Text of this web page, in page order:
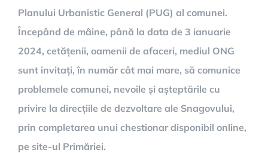
Planului Urbanistic General (PUG) al comunei.
Începând de mâine, până la data de 3 ianuarie
2024, cetățenii, oamenii de afaceri, mediul ONG
sunt invitați, în număr cât mai mare, să comunice
problemele comunei, nevoile și așteptările cu
privire la direcțiile de dezvoltare ale Snagovului,
prin completarea unui chestionar disponibil online,
pe site-ul Primăriei.